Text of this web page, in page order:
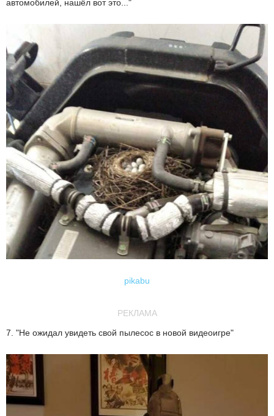
автомобилей, нашёл вот это..."
pikabu
РЕКЛАМА
7. "Не ожидал увидеть свой пылесос в новой видеоигре"